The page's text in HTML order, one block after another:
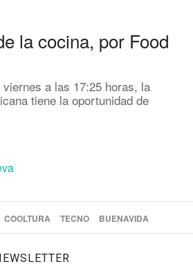
la cocina, por Food
a las 17:25 horas, la
tiene la oportunidad de
COOLTURA TECNO BUENAVIDA